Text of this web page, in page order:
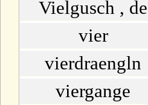
S
T
U
Vielgusch , de
vier
vierdraengln
viergange